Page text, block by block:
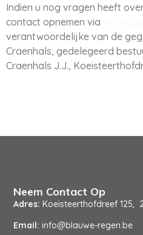
Indien u nog vragen heeft
contact opnemen via
verantwoordelijke van de
Craenhals, gedelegeerd
Craenhals J.J.,
Neem Contact Op
Adres: Koeisteerthofdreef 125,
Email:info@blauwe-regen.be